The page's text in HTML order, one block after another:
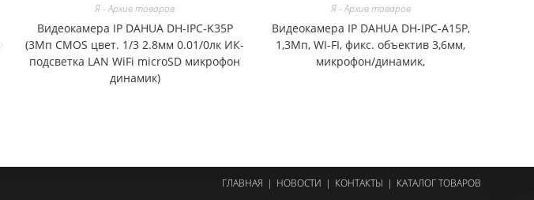
Я - Архив товаров
Видеокамера IP DAHUA DH-IPC-K35P
(3Мп CMOS цвет. 1/3 2.8мм 0.01/0лк ИК-
подсветка LAN WiFi microSD микрофон
динамик)
Я - Архив товаров
Видеокамера IP DAHUA DH-IPC-A15P,
1,3Мп, WI-FI, фикс. объектив 3,6мм,
микрофон/динамик,
ГЛАВНАЯ НОВОСТИ КОНТАКТЫ КАТАЛОГ ТОВАРОВ